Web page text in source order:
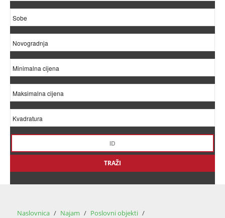
TRAŽI
Naslovnica / Najam / Poslovni objekti /